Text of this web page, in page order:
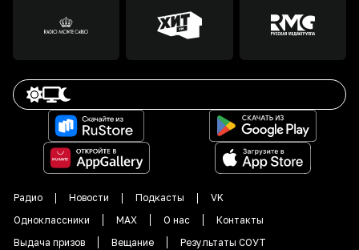
Радио Новости Подкасты
VK
Одноклассники
MAX О нас
Контакты
Выдача призов
Вещание Результаты СОУТ